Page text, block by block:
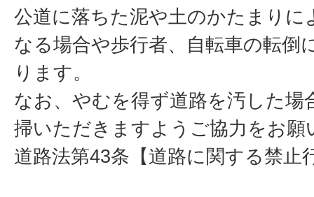
公道に落ちた泥や土のかたまりに
なる場合や歩行者、自転車の転倒
ります。
なお、やむを得ず道路を汚した場
掃いただきますようご協力をお願
道路法第43条【道路に関する禁止